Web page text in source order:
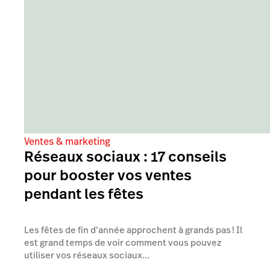
Ventes & marketing
Réseaux sociaux : 17 conseils
pour booster vos ventes
pendant les fêtes
Les fêtes de fin d’année approchent à grands pas ! Il
est grand temps de voir comment vous pouvez
utiliser vos réseaux sociaux...